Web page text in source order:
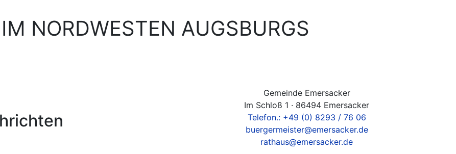
NORDWESTEN AUGSBURGS
Gemeinde Emersacker
Im Schloß 1 · 86494 Emersacker
Telefon.: +49 (0) 8293 / 76 06
buergermeister@emersacker.de
rathaus@emersacker.de